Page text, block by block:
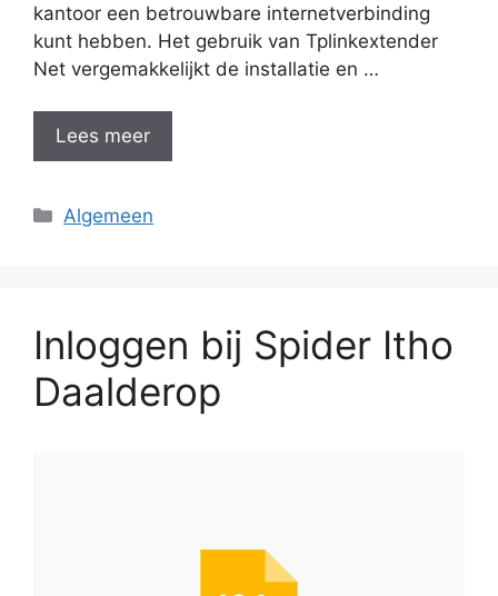
kantoor een betrouwbare internetverbinding
kunt hebben. Het gebruik van Tplinkextender
Net vergemakkelijkt de installatie en …
Lees meer
Categorieën
Algemeen
Inloggen bij Spider Itho
Daalderop